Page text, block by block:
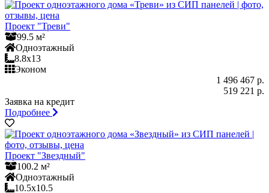
Проект "Треви"
99.5 м²
Одноэтажный
8.8x13
Эконом
1 496 467 р.
519 221 р.
Заявка на кредит
Подробнее
Проект "Звездный"
100.2 м²
Одноэтажный
10.5x10.5